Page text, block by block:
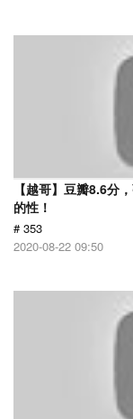
【越哥】豆瓣8.6分
的性！
# 353
2020-08-22 09:50